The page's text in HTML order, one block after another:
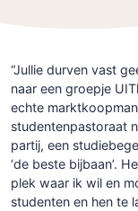
“Jullie durven vast
naar een groepje
echte
studentenpastoraat
partij, een
‘de beste bijbaan’.
plek waar ik wil en
studenten en hen te